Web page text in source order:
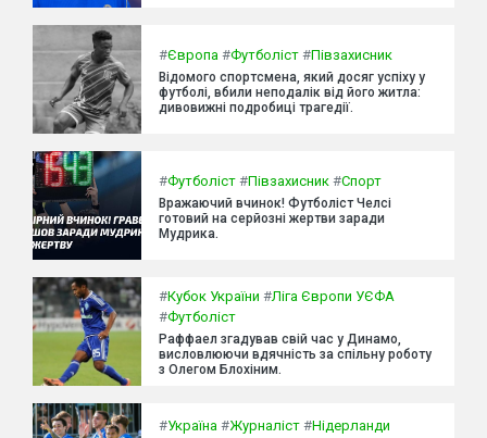
#Європа #Футболіст #Півзахисник
Відомого спортсмена, який досяг успіху у
футболі, вбили неподалік від його житла:
дивовижні подробиці трагедії.
#Футболіст #Півзахисник #Спорт
Вражаючий вчинок! Футболіст Челсі
готовий на серйозні жертви заради
Мудрика.
#Кубок України #Ліга Європи УЄФА
#Футболіст
Раффаел згадував свій час у Динамо,
висловлюючи вдячність за спільну роботу
з Олегом Блохіним.
#Україна #Журналіст #Нідерланди